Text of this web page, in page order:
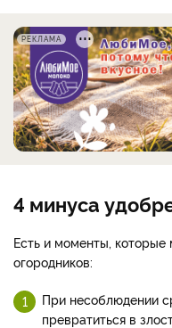
РЕКЛАМА
4 минуса
Есть и моменты, которые
огородников:
При несоблюдении
превратиться в